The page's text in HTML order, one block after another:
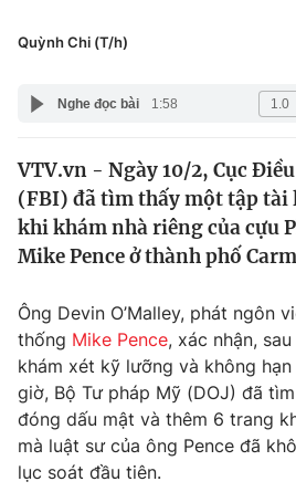
Pháp luật
Y tế
Thế giới
Tin tức
Thế giới đó đây
Câu chuyện quốc tế
Kinh tế
Thị trường
Góc doanh nghiệp
Dữ liệu và đời sống
Truyền hình
Phim VTV
Hậu trường
Giải trí
Điện ảnh
Công nghệ
Quỳnh Chi (T/h)
Nghe đọc bài 1:58
VTV.vn - Ngày 10/2, Cục
(FBI) đã tìm thấy một tập tài
khi khám nhà riêng của cựu
Mike Pence ở thành phố
Ông Devin O’Malley, phát ngôn
thống Mike Pence, xác nhận,
khám xét kỹ lưỡng và không
giờ, Bộ Tư pháp Mỹ (DOJ) đã
đóng dấu mật và thêm 6 trang
mà luật sư của ông Pence đã
lục soát đầu tiên.